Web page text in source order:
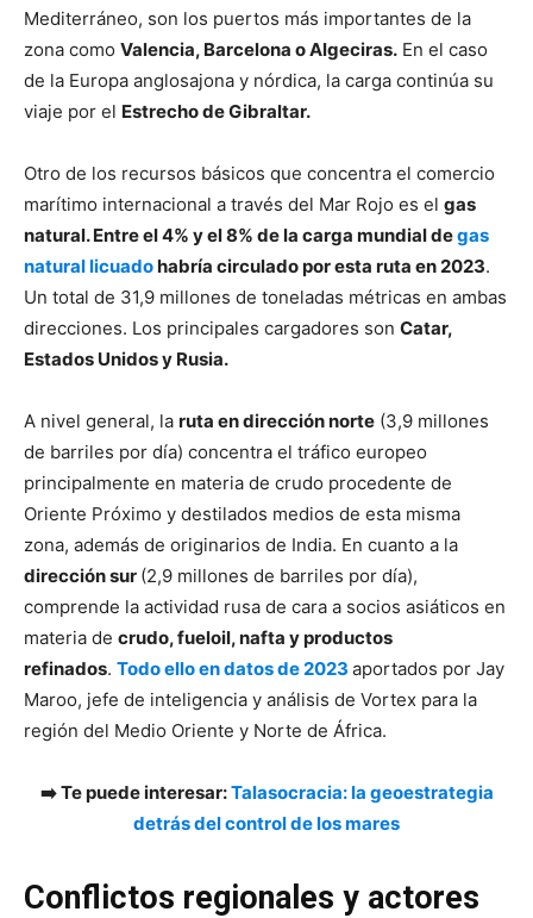
Mediterráneo, son los puertos más importantes de la
zona como Valencia, Barcelona o Algeciras. En el caso
de la Europa anglosajona y nórdica, la carga continúa su
viaje por el Estrecho de Gibraltar.
Otro de los recursos básicos que concentra el comercio
marítimo internacional a través del Mar Rojo es el gas
natural. Entre el 4% y el 8% de la carga mundial degas
natural licuadohabría circulado por esta ruta en 2023.
Un total de 31,9 millones de toneladas métricas en ambas
direcciones. Los principales cargadores son Catar,
Estados Unidos y Rusia.
A nivel general, la ruta en dirección norte (3,9 millones
de barriles por día) concentra el tráfico europeo
principalmente en materia de crudo procedente de
Oriente Próximo y destilados medios de esta misma
zona, además de originarios de India. En cuanto a la
dirección sur (2,9 millones de barriles por día),
comprende la actividad rusa de cara a socios asiáticos en
materia de crudo, fueloil, nafta y productos
refinados. Todo ello en datos de 2023 aportados por Jay
Maroo, jefe de inteligencia y análisis de Vortex para la
región del Medio Oriente y Norte de África.
➡️ Te puede interesar:Talasocracia: la geoestrategia
detrás del control de los mares
Conflictos regionales y actores